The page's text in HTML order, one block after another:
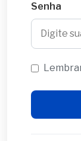
Senha